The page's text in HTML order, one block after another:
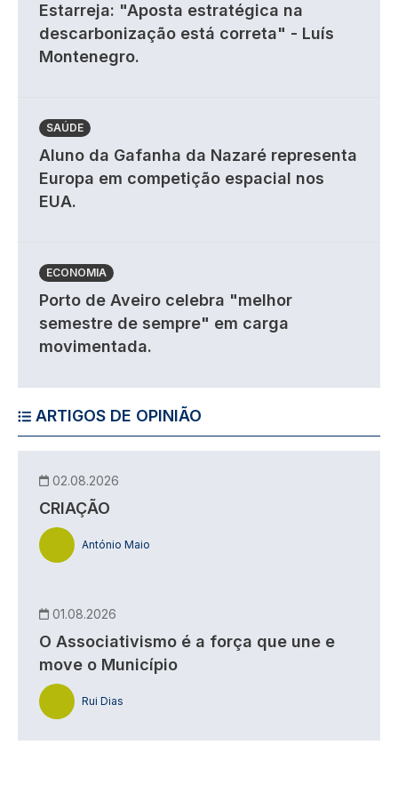
Estarreja: "Aposta estratégica na
descarbonização está correta" - Luís
Montenegro.
SAÚDE
Aluno da Gafanha da Nazaré representa
Europa em competição espacial nos
EUA.
ECONOMIA
Porto de Aveiro celebra "melhor
semestre de sempre" em carga
movimentada.
ARTIGOS DE OPINIÃO
02.08.2026
CRIAÇÃO
António Maio
01.08.2026
O Associativismo é a força que une e
move o Município
Rui Dias